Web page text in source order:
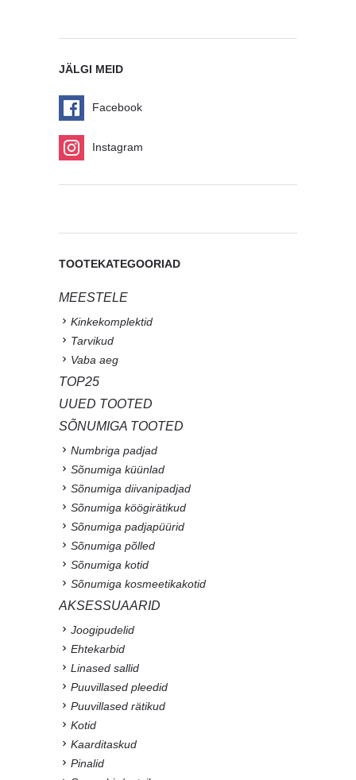
JÄLGI MEID
Facebook
Instagram
TOOTEKATEGOORIAD
MEESTELE
Kinkekomplektid
Tarvikud
Vaba aeg
TOP25
UUED TOOTED
SÕNUMIGA TOOTED
Numbriga padjad
Sõnumiga küünlad
Sõnumiga diivanipadjad
Sõnumiga köögirätikud
Sõnumiga padjapüürid
Sõnumiga põlled
Sõnumiga kotid
Sõnumiga kosmeetikakotid
AKSESSUAARID
Joogipudelid
Ehtekarbid
Linased sallid
Puuvillased pleedid
Puuvillased rätikud
Kotid
Kaarditaskud
Pinalid